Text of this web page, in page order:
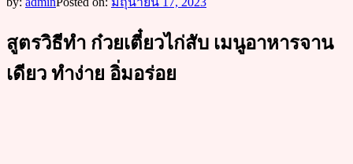
สูตรวิธีทำ ก๋วยเตี๋ยวไก่สับ เมนูอาหารจาน
เดียว ทำง่าย อิ่มอร่อย